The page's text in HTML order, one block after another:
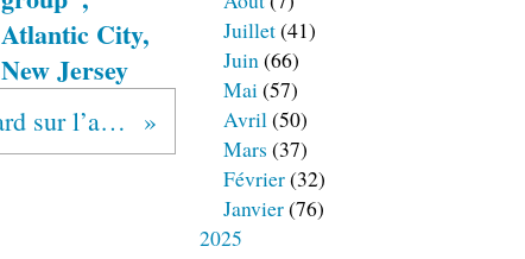
Atlantic City,
New Jersey
"Un autre regard sur l’alcoolisme"
Juillet(41)
Juin(66)
Mai(57)
Avril(50)
Mars (37)
Février(32)
Janvier(76)
2025